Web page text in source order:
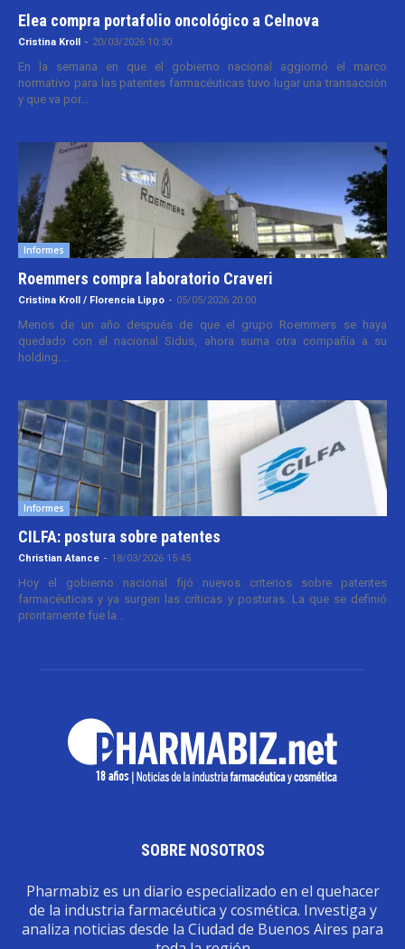
Elea compra portafolio oncológico a Celnova
Cristina Kroll - 20/03/2026 10:30
En la semana en que el gobierno nacional aggiornó el marco
normativo para las patentes farmacéuticas tuvo lugar una transacción
y que va por...
Informes
Roemmers compra laboratorio Craveri
Cristina Kroll / Florencia Lippo - 05/05/2026 20:00
Menos de un año después de que el grupo Roemmers se haya
quedado con el nacional Sidus, ahora suma otra compañía a su
holding....
Informes
CILFA: postura sobre patentes
Christian Atance - 18/03/2026 15:45
Hoy el gobierno nacional fijó nuevos criterios sobre patentes
farmacéuticas y ya surgen las críticas y posturas. La que se definió
prontamente fue la...
SOBRE NOSOTROS
Pharmabiz es un diario especializado en el quehacer
de la industria farmacéutica y cosmética. Investiga y
analiza noticias desde la Ciudad de Buenos Aires para